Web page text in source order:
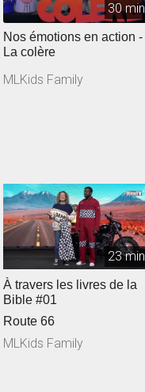
30 min
Nos émotions en action -
La colère
MLKids Family
23 min
À travers les livres de la
Bible #01
Route 66
MLKids Family